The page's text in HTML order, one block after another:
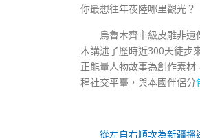
你最想往年夜陸哪里觀光？
烏魯木齊市級皮雕非遺
木講述了歷時近300天徒步
正能量人物故事為創作素
程社交平臺，與本國伴侶分
從左自右順次為新疆播